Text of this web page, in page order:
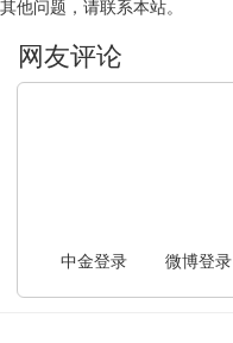
其他问题，请联系本站。
中金登录 微博登录